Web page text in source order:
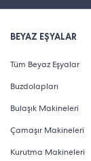
BEYAZ EŞYALAR
Tüm Beyaz Eşyalar
Buzdolapları
Bulaşık Makineleri
Çamaşır Makineleri
Kurutma Makineleri